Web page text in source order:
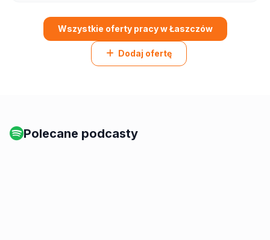
Wszystkie oferty pracy w Łaszczów
Dodaj ofertę
Polecane podcasty